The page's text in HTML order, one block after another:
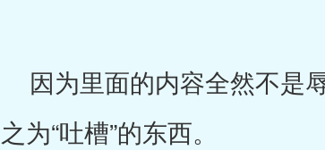
因为里面的内容全然不是
之为“吐槽”的东西。